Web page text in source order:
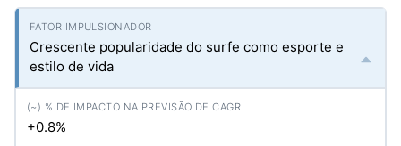
Crescente popularidade do surfe como esporte e
estilo de vida
+0.8%